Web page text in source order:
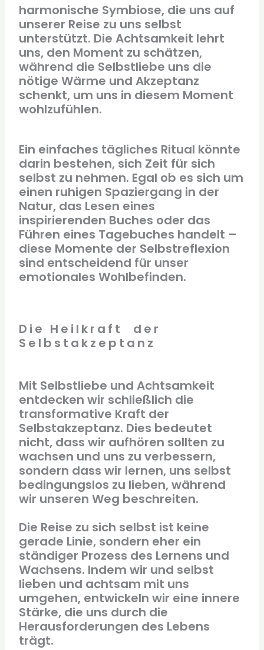
harmonische Symbiose, die uns auf
unserer Reise zu uns selbst
unterstützt. Die Achtsamkeit lehrt
uns, den Moment zu schätzen,
während die Selbstliebe uns die
nötige Wärme und Akzeptanz
schenkt, um uns in diesem Moment
wohlzufühlen.
Ein einfaches tägliches Ritual könnte
darin bestehen, sich Zeit für sich
selbst zu nehmen. Egal ob es sich um
einen ruhigen Spaziergang in der
Natur, das Lesen eines
inspirierenden Buches oder das
Führen eines Tagebuches handelt –
diese Momente der Selbstreflexion
sind entscheidend für unser
emotionales Wohlbefinden.
Die Heilkraft der
Selbstakzeptanz
Mit Selbstliebe und Achtsamkeit
entdecken wir schließlich die
transformative Kraft der
Selbstakzeptanz. Dies bedeutet
nicht, dass wir aufhören sollten zu
wachsen und uns zu verbessern,
sondern dass wir lernen, uns selbst
bedingungslos zu lieben, während
wir unseren Weg beschreiten.
Die Reise zu sich selbst ist keine
gerade Linie, sondern eher ein
ständiger Prozess des Lernens und
Wachsens. Indem wir und selbst
lieben und achtsam mit uns
umgehen, entwickeln wir eine innere
Stärke, die uns durch die
Herausforderungen des Lebens
trägt.